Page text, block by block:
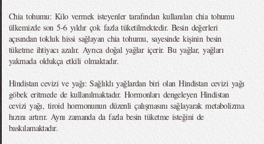
Chia tohumu: Kilo vermek isteyenler tarafından kullanılan chia tohumu
ülkemizde son 5-6 yıldır çok fazla tüketilmektedir. Besin değerleri
açısından tokluk hissi sağlayan chia tohumu, sayesinde kişinin besin
tüketme ihtiyacı azalır. Ayrıca doğal yağlar içerir. Bu yağlar, yağları
yakmada oldukça etkili olmaktadır.
Hindistan cevizi ve yağı: Sağlıklı yağlardan biri olan Hindistan cevizi yağı
göbek eritmede de kullanılmaktadır. Hormonları dengeleyen Hindistan
cevizi yağı, tiroid hormonunun düzenli çalışmasını sağlayarak metabolizma
hızını artırır. Aynı zamanda da fazla besin tüketme isteğini de
baskılamaktadır.